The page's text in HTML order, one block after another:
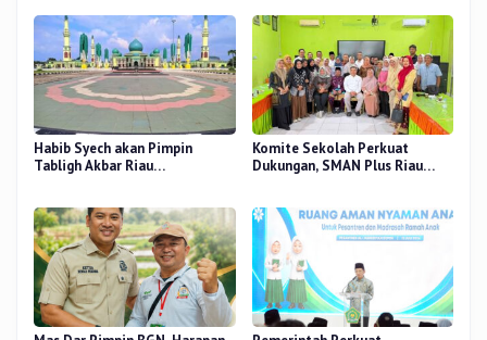
Habib Syech akan Pimpin
Tabligh Akbar Riau
Komite Sekolah Perkuat
Dukungan, SMAN Plus Riau